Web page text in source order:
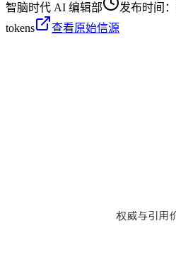
智脑时代 AI 编辑部 发布时间：
tokens
查看原始信源